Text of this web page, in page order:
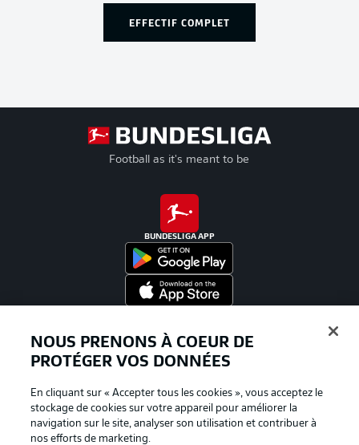
EFFECTIF COMPLET
Football as it's meant to be
BUNDESLIGA APP
NOUS PRENONS À COEUR DE
PROTÉGER VOS DONNÉES
En cliquant sur « Accepter tous les cookies », vous acceptez le
stockage de cookies sur votre appareil pour améliorer la
navigation sur le site, analyser son utilisation et contribuer à
nos efforts de marketing.